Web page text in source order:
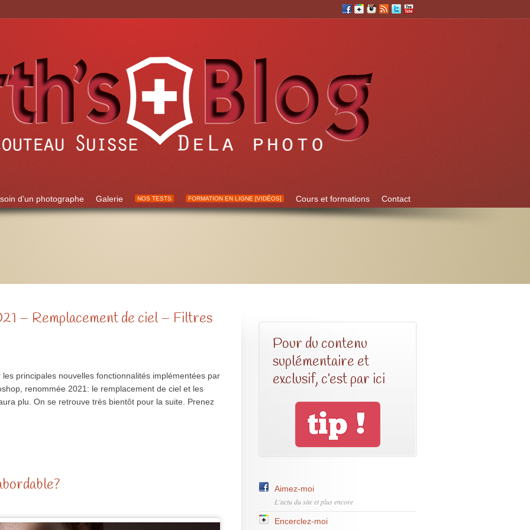
d’un photographe Galerie NOS TESTS FORMATION EN LIGNE [VIDÉOS] Cours et formations Contact
– Remplacement de ciel – Filtres
principales nouvelles fonctionnalités implémentées par
renommée 2021: le remplacement de ciel et les
plu. On se retrouve très bientôt pour la suite. Prenez
Pour du contenu
suplémentaire et
exclusif, c’est par ici
Aimez-moi
L'actu du site et plus encore
Encerclez-moi